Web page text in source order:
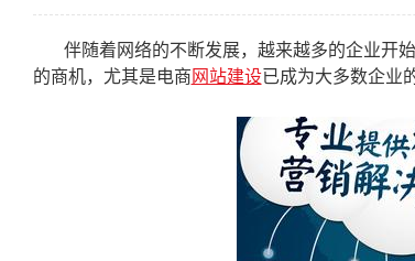
伴随着网络的不断发展，越来越多的企业开
的商机，尤其是电商 网站建设已成为大多数企业